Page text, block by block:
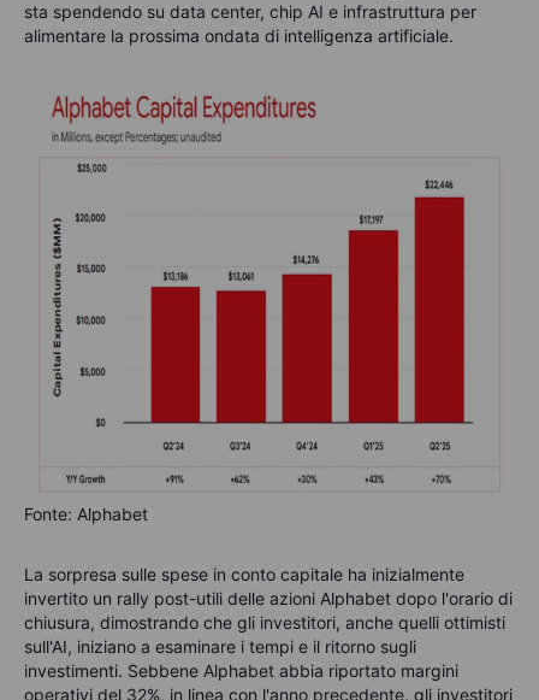
sta spendendo su data center, chip AI e infrastruttura per
alimentare la prossima ondata di intelligenza artificiale.
Fonte: Alphabet
La sorpresa sulle spese in conto capitale ha inizialmente
invertito un rally post-utili delle azioni Alphabet dopo l'orario di
chiusura, dimostrando che gli investitori, anche quelli ottimisti
sull'AI, iniziano a esaminare i tempi e il ritorno sugli
investimenti. Sebbene Alphabet abbia riportato margini
operativi del 32%, in linea con l'anno precedente, gli investitori